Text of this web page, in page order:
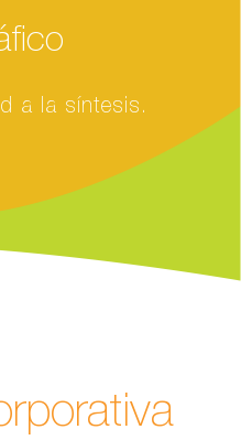
a la síntesis.